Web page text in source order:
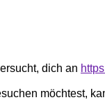
dich an
möchtest,